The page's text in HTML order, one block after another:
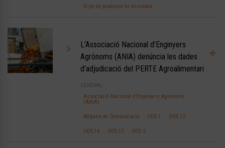
Si yo no produzco tu no comes
L’Associació Nacional d’Enginyers
Agrònoms (ANIA) denúncia les dades
d’adjudicació del PERTE Agroalimentari
GENERAL
Associació Nacional d'Enginyers Agrònoms
(ANIA)
Mitjans de Comunicació ODS 1 ODS 12
ODS 16 ODS 17 ODS 2